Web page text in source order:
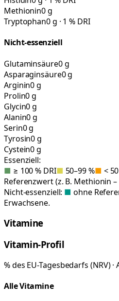
Methionin0 g
Tryptophan0 g · 1 % DRI
Nicht-essenziell
Glutaminsäure0 g
Asparaginsäure0 g
Arginin0 g
Prolin0 g
Glycin0 g
Alanin0 g
Serin0 g
Tyrosin0 g
Cystein0 g
Essenziell:
■ ≥ 100 % DRI■ 50–99 %■ <
Referenzwert (z. B. Methionin
Nicht-essenziell: ■ ohne
Erwachsene.
Vitamine
Vitamin-Profil
% des EU-Tagesbedarfs (NRV)
Alle Vitamine